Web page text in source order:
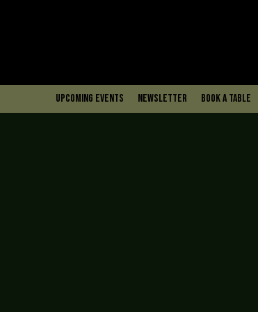
upcoming events Newsletter book a table